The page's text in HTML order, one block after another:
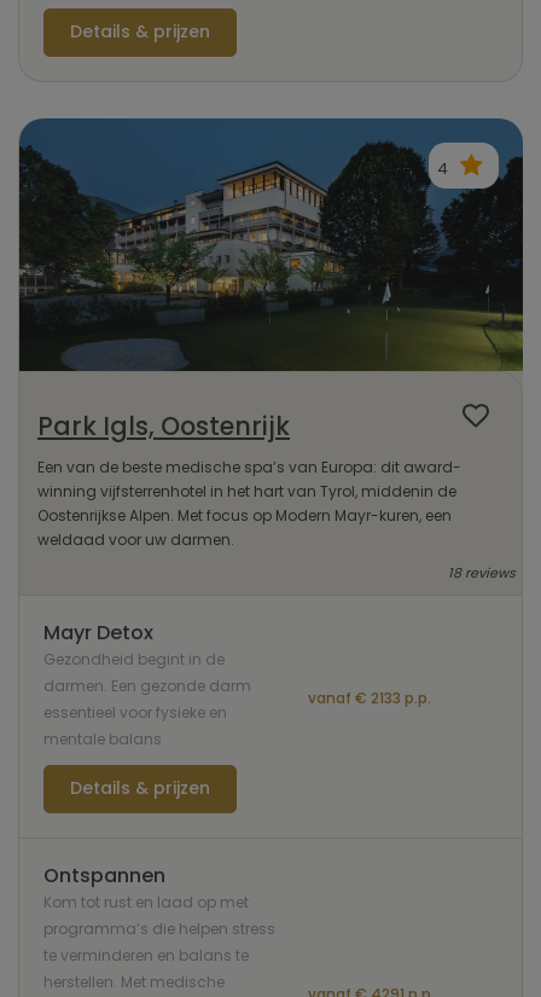
Details & prijzen
4
Park Igls, Oostenrijk
Een van de beste medische spa’s van Europa: dit award-
winning vijfsterrenhotel in het hart van Tyrol, middenin de
Oostenrijkse Alpen. Met focus op Modern Mayr-kuren, een
weldaad voor uw darmen.
18 reviews
Mayr Detox
Gezondheid begint in de
darmen. Een gezonde darm
essentieel voor fysieke en
mentale balans
vanaf € 2133 p.p.
Details & prijzen
Ontspannen
Kom tot rust en laad op met
programma’s die helpen stress
te verminderen en balans te
herstellen. Met medische